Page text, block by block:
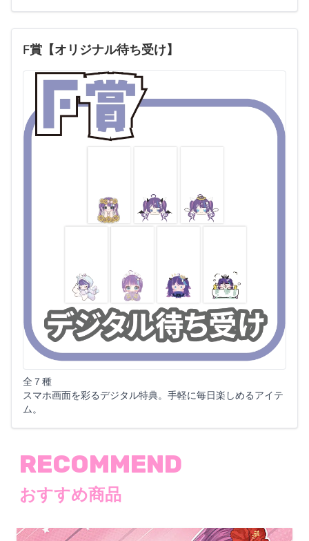
F賞【オリジナル待ち受け】
全７種
スマホ画面を彩るデジタル特典。手軽に毎日楽しめるアイテ
ム。
RECOMMEND
おすすめ商品